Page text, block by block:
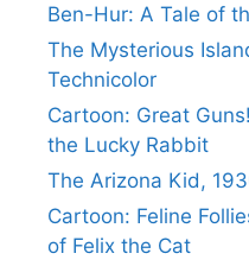
Ben-Hur: A Tale of
The Mysterious
Technicolor
Cartoon: Great
the Lucky Rabbit
The Arizona Kid,
Cartoon: Feline
of Felix the Cat